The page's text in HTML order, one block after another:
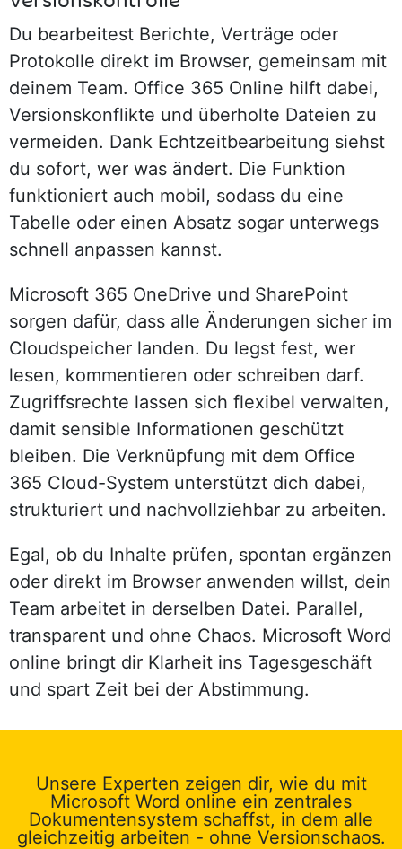
Du bearbeitest Berichte, Verträge oder
Protokolle direkt im Browser, gemeinsam mit
deinem Team. Office 365 Online hilft dabei,
Versionskonflikte und überholte Dateien zu
vermeiden. Dank Echtzeitbearbeitung siehst
du sofort, wer was ändert. Die Funktion
funktioniert auch mobil, sodass du eine
Tabelle oder einen Absatz sogar unterwegs
schnell anpassen kannst.
Microsoft 365 OneDrive und SharePoint
sorgen dafür, dass alle Änderungen sicher im
Cloudspeicher landen. Du legst fest, wer
lesen, kommentieren oder schreiben darf.
Zugriffsrechte lassen sich flexibel verwalten,
damit sensible Informationen geschützt
bleiben. Die Verknüpfung mit dem Office
365 Cloud-System unterstützt dich dabei,
strukturiert und nachvollziehbar zu arbeiten.
Egal, ob du Inhalte prüfen, spontan ergänzen
oder direkt im Browser anwenden willst, dein
Team arbeitet in derselben Datei. Parallel,
transparent und ohne Chaos. Microsoft Word
online bringt dir Klarheit ins Tagesgeschäft
und spart Zeit bei der Abstimmung.
Unsere Experten zeigen dir, wie du mit
Microsoft Word online ein zentrales
Dokumentensystem schaffst, in dem alle
gleichzeitig arbeiten - ohne Versionschaos.